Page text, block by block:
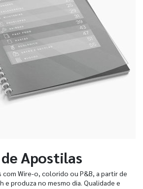
Apostilas
Wire-o, colorido ou P&B, a partir de
e produza no mesmo dia. Qualidade e